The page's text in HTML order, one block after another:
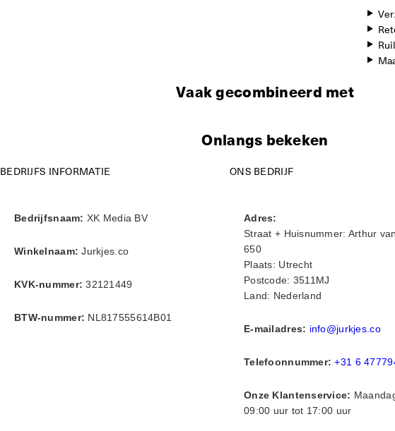
Vaak gecombineerd met
Onlangs bekeken
BEDRIJFS INFORMATIE
Bedrijfsnaam: XK Media BV
Winkelnaam: Jurkjes.co
KVK-nummer: 32121449
BTW-nummer: NL817555614B01
ONS BEDRIJF
Adres:
Straat + Huisnummer: Arthur
650
Plaats: Utrecht
Postcode: 3511MJ
Land: Nederland
E-mailadres: info@jurkjes.co
Telefoonnummer: +31 6
Onze Klantenservice:
09:00 uur tot 17:00 uur